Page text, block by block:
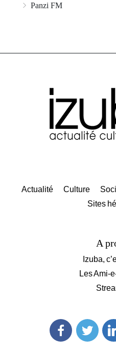
Panzi FM
Actualité Culture
Sites
A
Izuba,
Les Ami-